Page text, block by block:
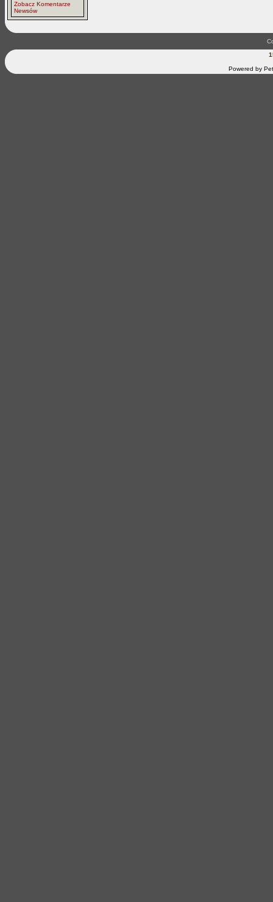
Zobacz Komentarze
Newsów
Powered by